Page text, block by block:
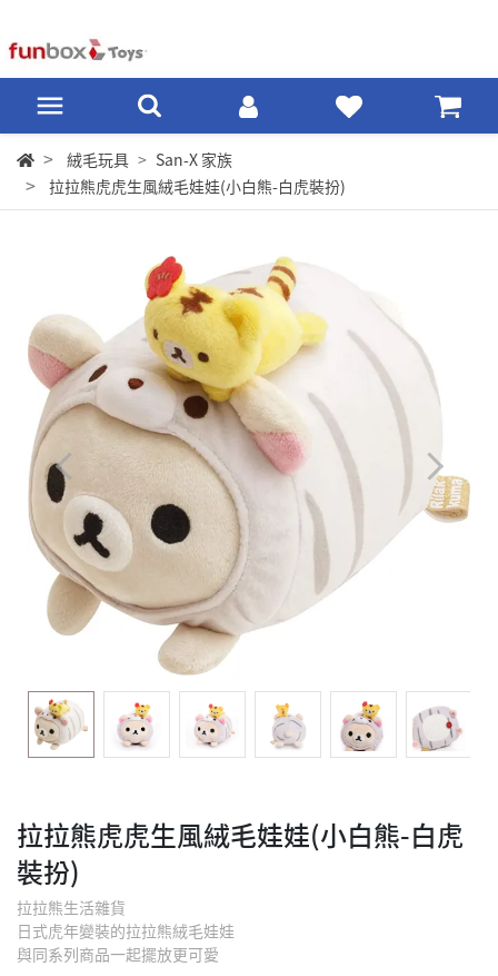
絨毛玩具
San-X 家族
拉拉熊虎虎生風絨毛娃娃(小白熊-白虎裝扮)
拉拉熊虎虎生風絨毛娃娃(小白熊-白虎
裝扮)
拉拉熊生活雜貨
日式虎年變裝的拉拉熊絨毛娃娃
與同系列商品一起擺放更可愛